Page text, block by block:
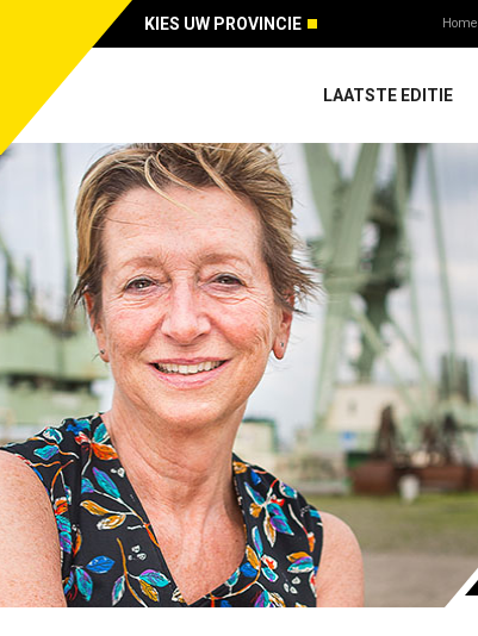
KIES UW PROVINCIE Home
LAATSTE EDITIE